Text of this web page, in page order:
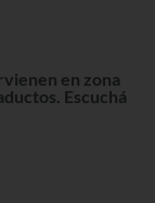
en zona
Escuchá